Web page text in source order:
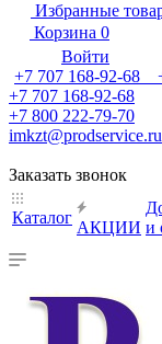
Избранные
Корзина 0
Войти
+7 707 168-92-68
+7 707 168-92-68
+7 800 222-79-70
imkzt@prodservice.ru
Заказать звонок
Каталог
АКЦИИ и